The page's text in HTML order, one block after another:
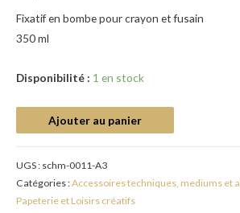
Fixatif en bombe pour crayon et fusain
350 ml
Disponibilité : 1 en stock
Ajouter au panier
UGS : schm-0011-A3
Catégories :Accessoires techniques, mediums et
Papeterie et Loisirs créatifs